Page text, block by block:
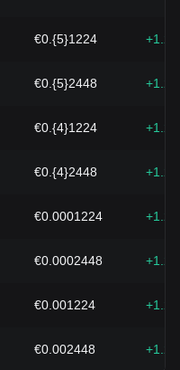
€0.{5}1224
€0.{5}2448
€0.{4}1224
€0.{4}2448
€0.0001224
€0.0002448
€0.001224
€0.002448